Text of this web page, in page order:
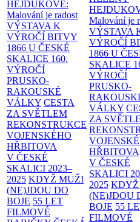
HEJDUKOVÉ:
Malování je radost
VÝSTAVA K
VÝROČÍ BITVY
1866 U ČESKÉ
SKALICE 160.
VÝROČÍ
PRUSKO-
RAKOUSKÉ
VÁLKY CESTA
ZA SVĚTLEM
REKONSTRUKCE
VOJENSKÉHO
HŘBITOVA
V ČESKÉ
SKALICI 2023–
2025 KDYŽ MUŽI
(NE)JDOU DO
BOJE 55 LET
FILMOVÉ
Malování je
VÝSTAVA
VÝROČÍ
1866 U
SKALICE
VÝROČÍ
PRUSKO-
VÁLKY
ZA
HŘBITOVA
V ČESKÉ
SKALICI
2025
(NE)JDOU
BOJE 55
FILMOVÉ